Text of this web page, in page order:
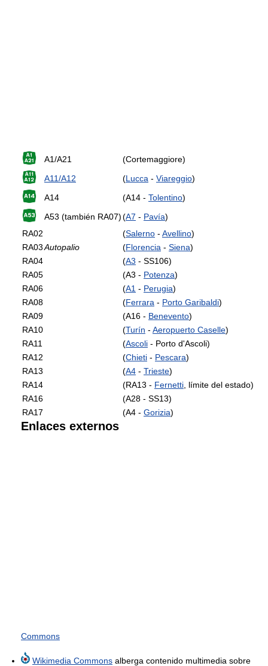
A1/A21
(Cortemaggiore)
A11/A12
(Lucca - Viareggio)
A14
(A14 - Tolentino)
A53 (también RA07)(A7 - Pavía)
RA02
(Salerno - Avellino)
RA03Autopalio (Florencia - Siena)
RA04
(A3 - SS106)
RA05
(A3 - Potenza)
RA06
(A1 - Perugia)
RA08
(Ferrara - Porto Garibaldi)
RA09
(A16 - Benevento)
RA10
(Turín - Aeropuerto Caselle)
RA11
(Ascoli - Porto d'Ascoli)
RA12
(Chieti - Pescara)
RA13
(A4 - Trieste)
RA14
(RA13 - Fernetti , límite del estado)
RA16
(A28 - SS13)
RA17
(A4 - Gorizia)
Enlaces externos
Commons
Wikimedia Commons alberga contenido multimedia sobre